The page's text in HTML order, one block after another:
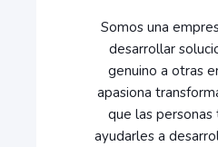
Somos una
desarrollar
genuino a otras
apasiona
que las personas
ayudarles a